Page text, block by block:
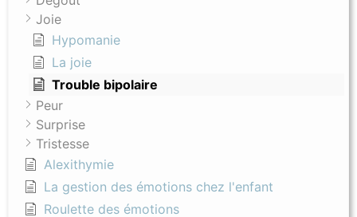
Joie
Hypomanie
La joie
Trouble bipolaire
Peur
Surprise
Tristesse
Alexithymie
La gestion des émotions chez l'enfant
Roulette des émotions